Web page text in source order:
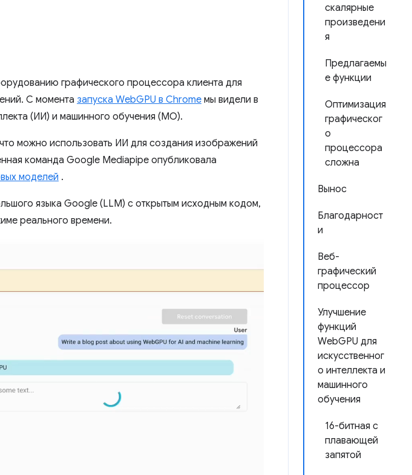
скалярные
произведени
я
Предлагаемы
е функции
Оптимизация
графическог
о
процессора
сложна
Вынос
Благодарност
и
Веб-
графический
процессор
Улучшение
функций
WebGPU для
искусственног
о интеллекта и
машинного
обучения
16-битная с
плавающей
запятой
графического процессора клиента для
С момента запуска WebGPU в Chrome мы видели в
(ИИ) и машинного обучения (МО).
можно использовать ИИ для создания изображений
команда Google Mediapipe опубликовала
моделей .
языка Google (LLM) с открытым исходным кодом,
реального времени.